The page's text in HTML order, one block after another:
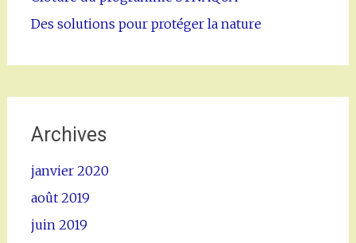
Des solutions pour protéger la nature
Archives
janvier 2020
août 2019
juin 2019